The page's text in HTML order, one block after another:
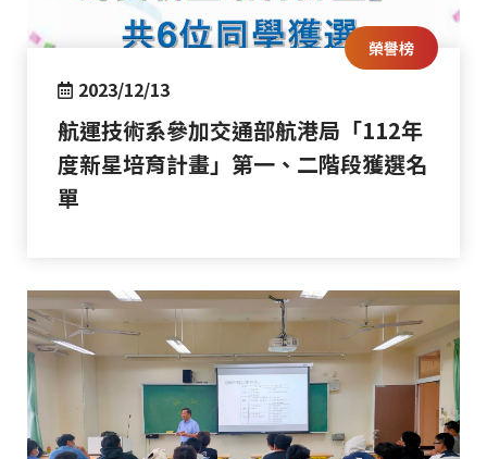
榮譽榜
2023/12/13
航運技術系參加交通部航港局「112年
度新星培育計畫」第一、二階段獲選名
單